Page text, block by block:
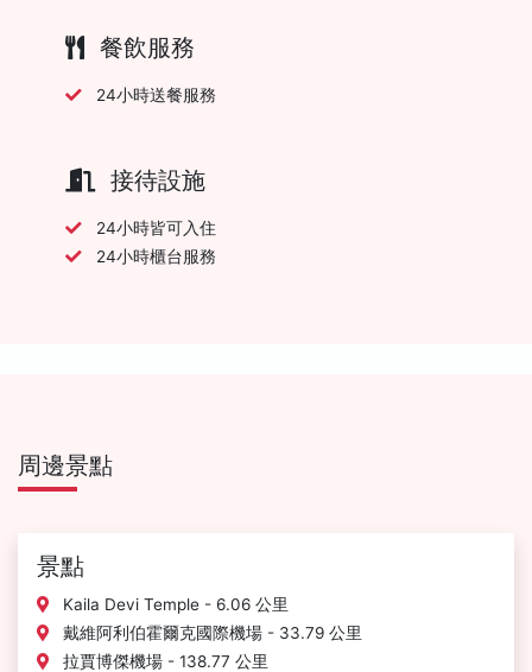
餐飲服務
24小時送餐服務
接待設施
24小時皆可入住
24小時櫃台服務
周邊景點
景點
Kaila Devi Temple - 6.06 公里
戴維阿利伯霍爾克國際機場 - 33.79 公里
拉賈博傑機場 - 138.77 公里